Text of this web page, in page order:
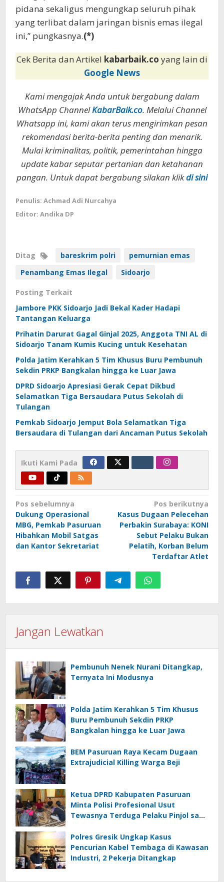
pidana sekaligus mengungkap seluruh pihak
yang terlibat dalam jaringan bisnis emas ilegal
ini,” pungkasnya.(*)
Cek Berita dan Artikel kabarbaik.co yang lain di
Google News
Kami mengajak Anda untuk bergabung dalam
WhatsApp ChannelKabarBaik.co. Melalui Channel
Whatsapp ini, kami akan terus mengirimkan pesan
rekomendasi berita-berita penting dan menarik.
Mulai kriminalitas, politik, pemerintahan hingga
update kabar seputar pertanian dan ketahanan
pangan. Untuk dapat bergabung silakan klikdi sini
Penulis: Achmad Adi Nurcahya
Editor: Andika DP
Ditag bareskrim polri
pemurnian emas
Penambang Emas Ilegal
Sidoarjo
Posting Terkait
Jambore PKK Sidoarjo Jadi Bekal Kader Hadapi
Tantangan Keluarga
Prihatin Darurat Gagal Ginjal 2025, Anggota TNI AL di
Sidoarjo Tanam Kumis Kucing untuk Kesehatan
Polda Jatim Kerahkan 5 Tim Khusus Buru Pembunuh
Sekdin PRKP Bangkalan hingga ke Luar Jawa
DPRD Sidoarjo Apresiasi Gerak Cepat Dikbud
Selamatkan Tiga Bersaudara Putus Sekolah di
Tulangan
Pemkab Sidoarjo Jemput Bola Selamatkan Tiga
Bersaudara di Tulangan dari Ancaman Putus Sekolah
Ikuti Kami Pada
Navigasi
pos
Pos sebelumnya
Dukung Operasional
MBG, Pemkab Pasuruan
Hibahkan Mobil Satgas
dan Kantor Sekretariat
Pos berikutnya
Kasus Dugaan Pelecehan
Perbakin Surabaya: KONI
Sebut Pelaku Bukan
Pelatih, Korban Belum
Terdaftar Atlet
Jangan Lewatkan
Pembunuh Nenek Nurani Ditangkap,
Ternyata Ini Modusnya
Polda Jatim Kerahkan 5 Tim Khusus
Buru Pembunuh Sekdin PRKP
Bangkalan hingga ke Luar Jawa
BEM Pasuruan Raya Kecam Dugaan
Extrajudicial Killing Warga Beji
Ketua DPRD Kabupaten Pasuruan
Minta Polisi Profesional Usut
Tewasnya Terduga Pelaku Pinjol saat
Polres Gresik Ungkap Kasus
Pencurian Kabel Tembaga di Kawasan
Industri, 2 Pekerja Ditangkap